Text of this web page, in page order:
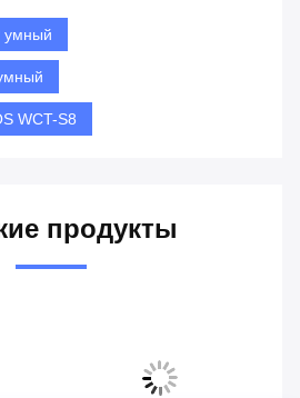
умный
WCT-S8
продукты